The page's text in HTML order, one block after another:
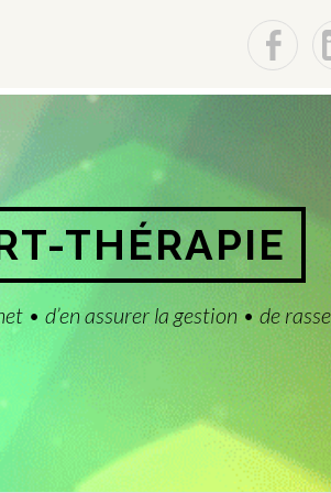
f
THÉRAPIE
• d’en assurer la gestion • de